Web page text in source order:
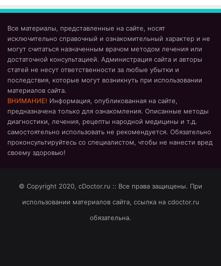
Все материалы, представленные на сайте, носят
исключительно справочный и ознакомительный характер и не
могут считаться назначенным врачом методом лечения или
достаточной консультацией. Администрация сайта и авторы
статей не несут ответственности за любые убытки и
последствия, которые могут возникнуть при использовании
материалов сайта.
ВНИМАНИЕ! Информация, опубликованная на сайте,
предназначена только для ознакомления. Описанные методы
диагностики, лечения, рецепты народной медицины и т.д.
самостоятельно использовать не рекомендуется. Обязательно
проконсультируйтесь со специалистом, чтобы не нанести вред
своему здоровью!
© Copyright 2020, cDoctor.ru :: Все права защищены. При
использовании материалов сайта, ссылка на cdoctor.ru
обязательна.